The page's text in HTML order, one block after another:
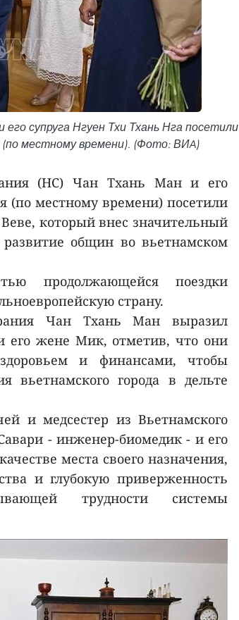
супруга Нгуен Тхи Тхань Нга посетили
местному времени). (Фото: ВИA)
(НС) Чан Тхань Ман и его
(по местному времени) посетили
который внес значительный
общин во вьетнамском
продолжающейся поездки
страну.
Чан Тхань Ман выразил
его жене Мик, отметив, что они
и финансами, чтобы
вьетнамского города в дельте
и медсестер из Вьетнамского
- инженер-биомедик - и его
места своего назначения,
и глубокую приверженность
трудности системы